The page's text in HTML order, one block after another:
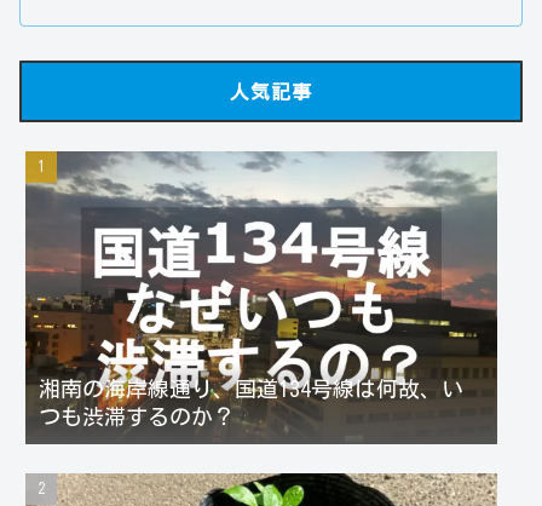
人気記事
湘南の海岸線通り、国道134号線は何故、い
つも渋滞するのか？